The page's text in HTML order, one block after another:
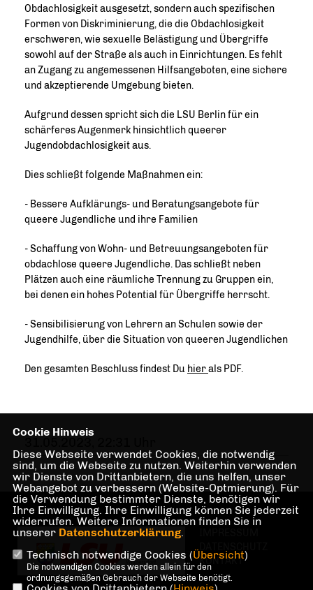
Obdachlosigkeit ausgesetzt, sondern auch spezifischen
Formen von Diskriminierung, die die Obdachlosigkeit
erschweren, wie sexuelle Belästigung und Übergriffe
sowohl auf der Straße als auch in Einrichtungen. Es fehlt
an Zugang zu angemessenen Hilfsangeboten, eine sichere
und akzeptierende Umgebung bieten.
Aufgrund dessen spricht sich die LSU Berlin für ein
schärferes Augenmerk hinsichtlich queerer
Jugendobdachlosigkeit aus.
Dies schließt folgende Maßnahmen ein:
- Bessere Aufklärungs- und Beratungsangebote für
queere Jugendliche und ihre Familien
- Schaffung von Wohn- und Betreuungsangeboten für
obdachlose queere Jugendliche. Das schließt neben
Plätzen auch eine räumliche Trennung zu Gruppen ein,
bei denen ein hohes Potential für Übergriffe herrscht.
- Sensibilisierung von Lehrern an Schulen sowie der
Jugendhilfe, über die Situation von queeren Jugendlichen
Den gesamten Beschluss findest Du hierals PDF.
KONTAKT
Cookie Hinweis
Diese Webseite verwendet Cookies, die notwendig
sind, um die Webseite zu nutzen. Weiterhin verwenden
wir Dienste von Drittanbietern, die uns helfen, unser
Webangebot zu verbessern (Website-Optmierung). Für
die Verwendung bestimmter Dienste, benötigen wir
Ihre Einwilligung. Ihre Einwilligung können Sie jederzeit
widerrufen. Weitere Informationen finden Sie in
unserer Datenschutzerklärung.
Technisch notwendige Cookies (Übersicht)
Die notwendigen Cookies werden allein für den
ordnungsgemäßen Gebrauch der Webseite benötigt.